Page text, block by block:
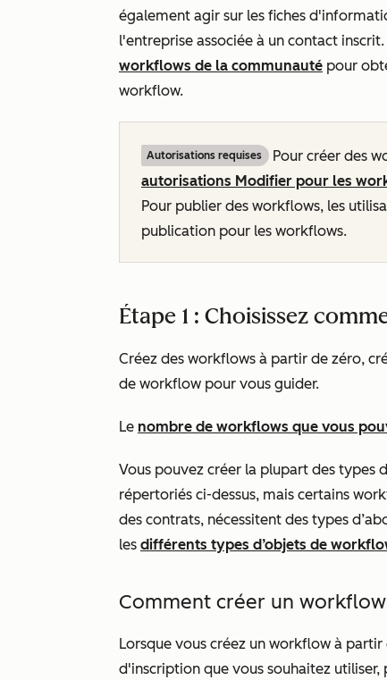
également agir sur les fiches
l'entreprise associée à un contact
workflows de la communauté pour
workflow.
Autorisations requises
Pour créer des
autorisations Modifier pour les
Pour publier des workflows, les
publication pour les workflows.
Étape 1 : Choisissez
Créez des workflows à partir de zéro,
de workflow pour vous guider.
Le nombre de workflows que vous
Vous pouvez créer la plupart des types
répertoriés ci-dessus, mais certains
des contrats, nécessitent des types
les différents types d’objets de
Comment créer un
Lorsque vous créez un workflow à
d'inscription que vous souhaitez